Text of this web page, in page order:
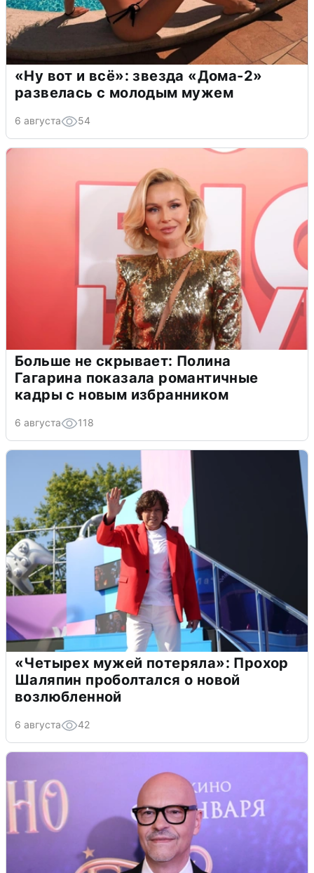
«Ну вот и всё»: звезда «Дома-2»
развелась с молодым мужем
6 августа 54
Больше не скрывает: Полина
Гагарина показала романтичные
кадры с новым избранником
6 августа 118
«Четырех мужей потеряла»: Прохор
Шаляпин проболтался о новой
возлюбленной
6 августа 42